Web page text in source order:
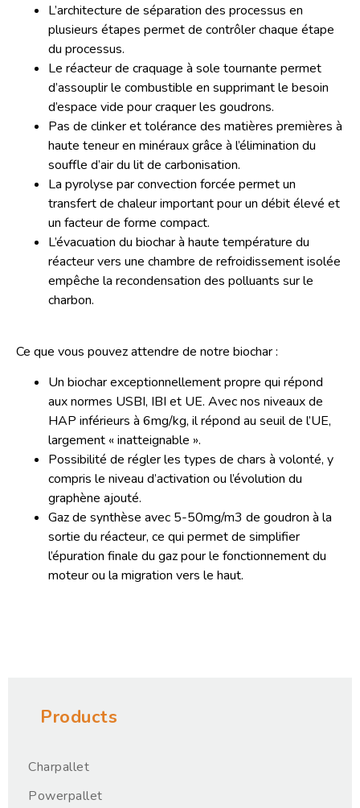
Products
Charpallet
Powerpallet
L’architecture de séparation des processus en
plusieurs étapes permet de contrôler chaque étape
du processus.
Le réacteur de craquage à sole tournante permet
d’assouplir le combustible en supprimant le besoin
d’espace vide pour craquer les goudrons.
Pas de clinker et tolérance des matières premières à
haute teneur en minéraux grâce à l’élimination du
souffle d’air du lit de carbonisation.
La pyrolyse par convection forcée permet un
transfert de chaleur important pour un débit élevé et
un facteur de forme compact.
L’évacuation du biochar à haute température du
réacteur vers une chambre de refroidissement isolée
empêche la recondensation des polluants sur le
charbon.
Ce que vous pouvez attendre de notre biochar :
Un biochar exceptionnellement propre qui répond
aux normes USBI, IBI et UE. Avec nos niveaux de
HAP inférieurs à 6mg/kg, il répond au seuil de l’UE,
largement « inatteignable ».
Possibilité de régler les types de chars à volonté, y
compris le niveau d’activation ou l’évolution du
graphène ajouté.
Gaz de synthèse avec 5-50mg/m3 de goudron à la
sortie du réacteur, ce qui permet de simplifier
l’épuration finale du gaz pour le fonctionnement du
moteur ou la migration vers le haut.